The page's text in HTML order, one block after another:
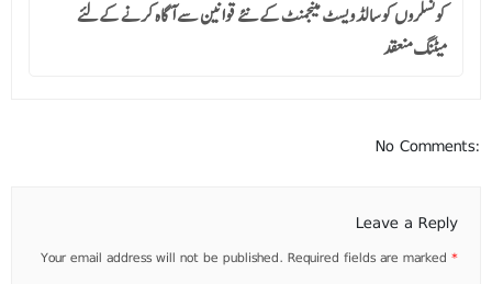
کونسلروں کو سالڈ ویسٹ مینجمنٹ کے نئے قوانین سے آگاہ کرنے کےلئے
میٹنگ منعقد
No Comments:
Leave a Reply
Your email address will not be published. Required fields are marked *